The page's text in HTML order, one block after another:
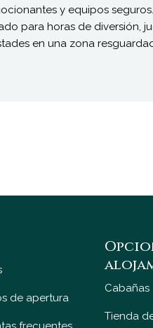
y equipos
para horas de diversión,
en una zona
de apertura
Cabañas
Tienda